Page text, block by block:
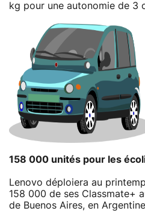
kg pour une autonomie de 3
158 000 unités pour les
Lenovo déploiera au
158 000 de ses Classmate+
de Buenos Aires, en